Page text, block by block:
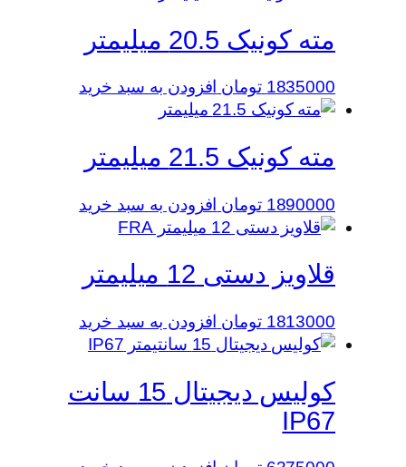
مته کونیک 20.5 میلیمتر
1835000 تومان افزودن به سبد خرید
مته کونیک 21.5 میلیمتر
1890000 تومان افزودن به سبد خرید
قلاویز دستی 12 میلیمتر
1813000 تومان افزودن به سبد خرید
کولیس دیجیتال 15 سانت
IP67